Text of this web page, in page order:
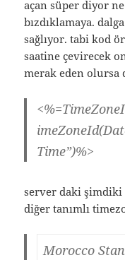
açan süper diyor
bızdıklamaya.
sağlıyor. tabi kod
saatine çevirecek
merak eden olursa
Time”)%>
server daki şimdiki
diğer tanımlı
Morocco